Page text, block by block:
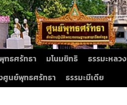
ทธศรัทธา มโนมยิทธิ
ธรรมะหลว
ศูนย์พุทธศรัทธา
ธรรมะมีเดีย